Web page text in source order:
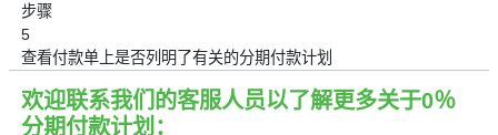
步骤
5
查看付款单上是否列明了有关的分期付款计划
欢迎联系我们的客服人员以了解更多关于0％
分期付款计划：